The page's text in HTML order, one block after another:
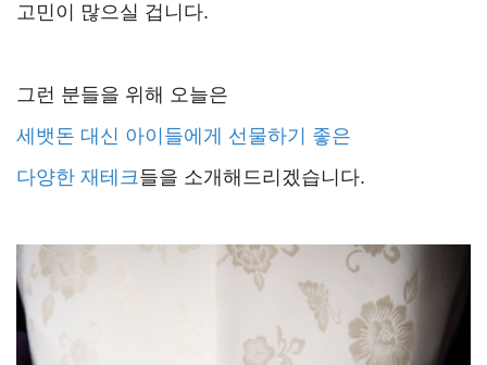
고민이 많으실 겁니다.
그런 분들을 위해 오늘은
세뱃돈 대신 아이들에게 선물하기 좋은
다양한 재테크들을 소개해드리겠습니다.